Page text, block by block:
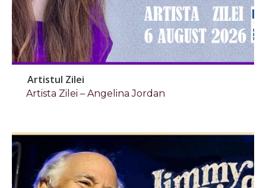
Artistul Zilei
Artista Zilei – Angelina Jordan